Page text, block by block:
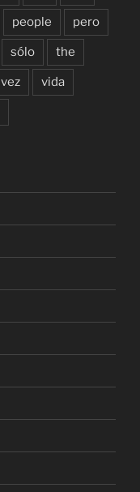
people pero
sólo the
vez vida